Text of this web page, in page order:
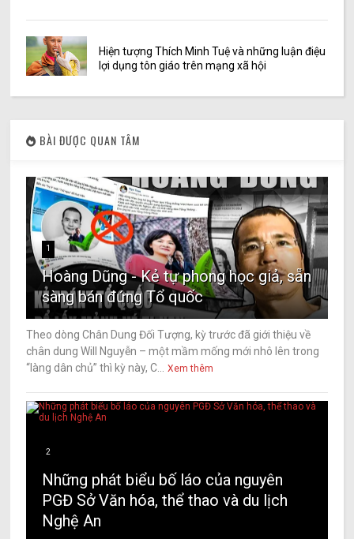
Hiện tượng Thích Minh Tuệ và những luận điệu
lợi dụng tôn giáo trên mạng xã hội
BÀI ĐƯỢC QUAN TÂM
1
Hoàng Dũng - Kẻ tự phong học giả, sẵn
sàng bán đứng Tổ quốc
Theo dòng Chân Dung Đối Tượng, kỳ trước đã giới thiệu về
chân dung Will Nguyễn – một mầm mống mới nhô lên trong
“làng dân chủ” thì kỳ này, C...
Xem thêm
2
Những phát biểu bố láo của nguyên
PGĐ Sở Văn hóa, thể thao và du lịch
Nghệ An